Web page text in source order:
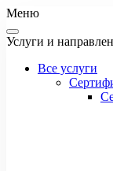
Меню
Услуги и
Все услуги